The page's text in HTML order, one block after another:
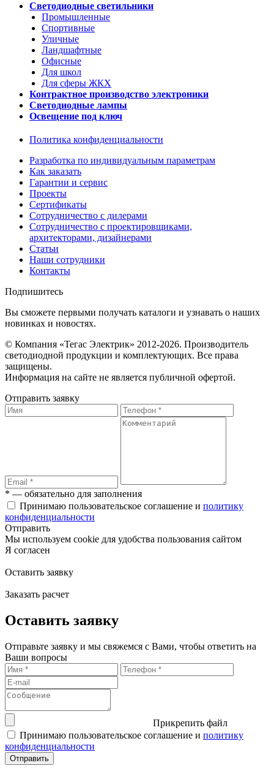
Светодиодные светильники
Промышленные
Спортивные
Уличные
Ландшафтные
Офисные
Для школ
Для сферы ЖКХ
Контрактное производство электроники
Светодиодные лампы
Освещение под ключ
Политика конфиденциальности
Разработка по индивидуальным параметрам
Как заказать
Гарантии и сервис
Проекты
Сертификаты
Сотрудничество с дилерами
Сотрудничество с проектировщиками,
архитекторами, дизайнерами
Статьи
Наши сотрудники
Контакты
Подпишитесь
Вы сможете первыми получать каталоги и узнавать о наших
новинках и новостях.
© Компания «Тегас Электрик» 2012-2026. Производитель
светодиодной продукции и комплектующих. Все права
защищены.
Информация на сайте не является публичной офертой.
Отправить заявку
* — обязательно для заполнения
Принимаю пользовательское соглашение и политику
конфиденциальности
Отправить
Мы используем cookie для удобства пользования сайтом
Я согласен
Оставить заявку
Заказать расчет
Оставить заявку
Отправьте заявку и мы свяжемся с Вами, чтобы ответить на
Ваши вопросы
Прикрепить файл
Принимаю пользовательское соглашение и политику
конфиденциальности